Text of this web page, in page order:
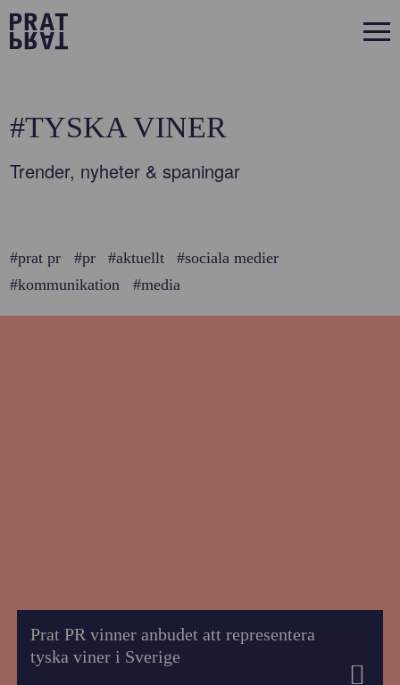
#TYSKA VINER
Trender, nyheter & spaningar
#prat pr #pr #aktuellt
#sociala medier
#kommunikation
#media
Prat PR vinner anbudet att representera
tyska viner i Sverige